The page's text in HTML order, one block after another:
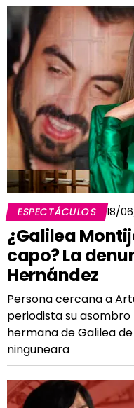
ESPECTÁCULOS 18/
¿Galilea
capo? La
Hernández
Persona cercana a
periodista su
hermana de Galilea
ninguneara